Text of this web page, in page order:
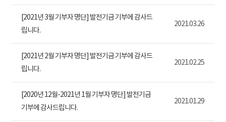
[2021년 3월 기부자 명단] 발전기금 기부에 감사드
립니다.
2021.03.26
[2021년 2월 기부자 명단] 발전기금 기부에 감사드
립니다.
2021.02.25
[2020년 12월-2021년 1월 기부자 명단] 발전기금
기부에 감사드립니다.
2021.01.29